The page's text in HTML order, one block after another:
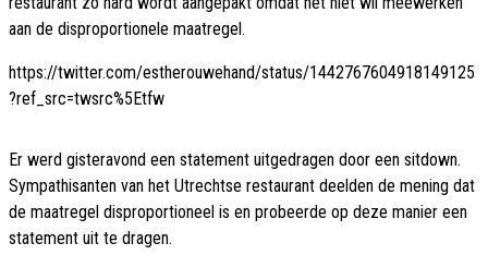
aan de disproportionele maatregel.
https://twitter.com/estherouwehand/status/1442767604918149125
?ref_src=twsrc%5Etfw
Er werd gisteravond een statement uitgedragen door een sitdown.
Sympathisanten van het Utrechtse restaurant deelden de mening dat
de maatregel disproportioneel is en probeerde op deze manier een
statement uit te dragen.